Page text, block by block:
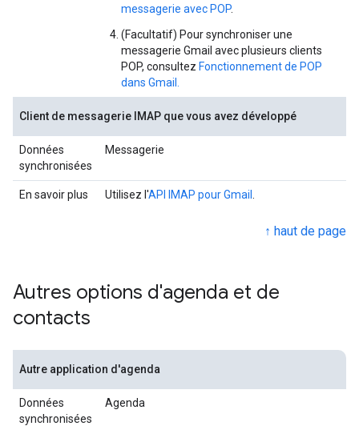
messagerie avec POP.
(Facultatif) Pour synchroniser une
messagerie Gmail avec plusieurs clients
POP, consultez Fonctionnement de POP
dans Gmail.
Client de messagerie IMAP que vous avez développé
Données
synchronisées
Messagerie
En savoir plus Utilisez l'API IMAP pour Gmail
↑ haut de page
Autres options d'agenda et de
contacts
Autre application d'agenda
Données
synchronisées
Agenda